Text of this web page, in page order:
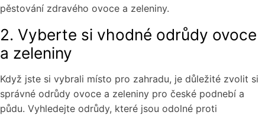
pěstování zdravého ovoce a zeleniny.
2. Vyberte si vhodné odrůdy ovoce
a zeleniny
Když jste si vybrali místo pro zahradu, je důležité zvolit si
správné odrůdy ovoce a zeleniny pro české podnebí a
půdu. Vyhledejte odrůdy, které jsou odolné proti